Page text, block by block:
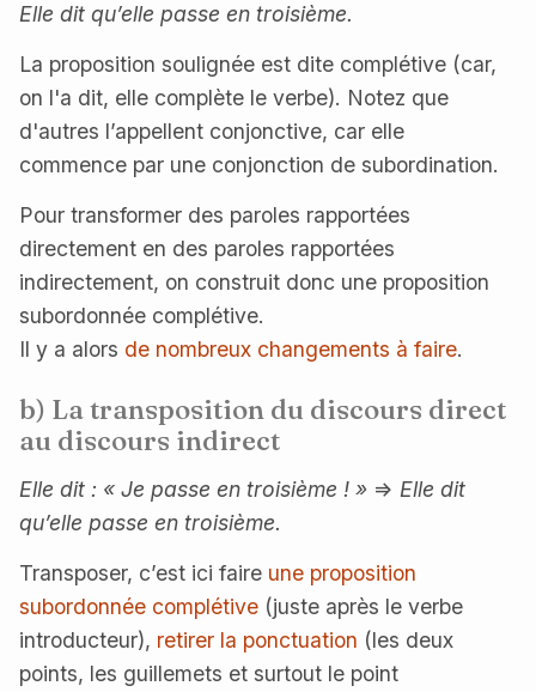
Elle dit qu’elle passe en troisième.
La proposition soulignée est dite complétive (car,
on l'a dit, elle complète le verbe). Notez que
d'autres l’appellent conjonctive, car elle
commence par une conjonction de subordination.
Pour transformer des paroles rapportées
directement en des paroles rapportées
indirectement, on construit donc une proposition
subordonnée complétive.
Il y a alors de nombreux changements à faire.
b) La transposition du discours direct
au discours indirect
Elle dit : « Je passe en troisième ! » => Elle dit
qu’elle passe en troisième.
Transposer, c’est ici faire une proposition
subordonnée complétive (juste après le verbe
introducteur), retirer la ponctuation (les deux
points, les guillemets et surtout le point